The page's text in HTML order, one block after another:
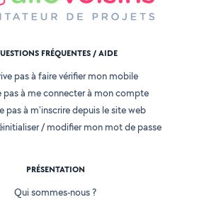
FRÉQUENTES / AIDE
pas à faire vérifier mon mobile
pas à me connecter à mon compte
pas à m'inscrire depuis le site web
/ modifier mon mot de passe
PRÉSENTATION
Qui sommes-nous ?